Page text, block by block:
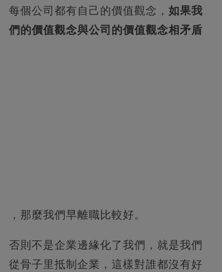
每個公司都有自己的價值觀念， 如果我
們的價值觀念與公司的價值觀念相矛盾
，那麼我們早離職比較好。
否則不是企業邊緣化了我們，就是我們
從骨子里抵制企業，這樣對誰都沒有好